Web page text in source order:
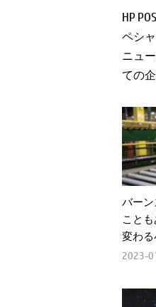
HP
ペシ
ニュ
ての
バーン
こと
変わる
2023-